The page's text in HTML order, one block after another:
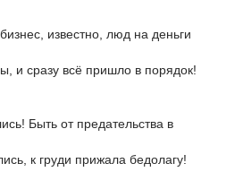
известно, люд на деньги
и сразу всё пришло в порядок!
Быть от предательства в
к груди прижала бедолагу!